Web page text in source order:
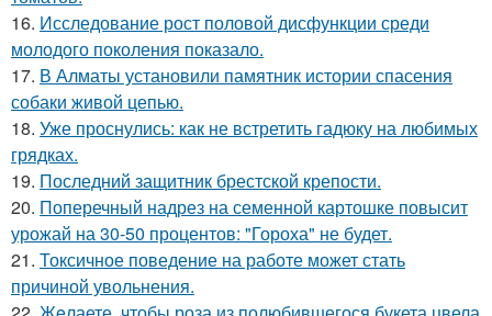
16. Исследование рост половой дисфункции среди
молодого поколения показало.
17. В Алматы установили памятник истории спасения
собаки живой цепью.
18. Уже проснулись: как не встретить гадюку на любимых
грядках.
19. Последний защитник брестской крепости.
20. Поперечный надрез на семенной картошке повысит
урожай на 30-50 процентов: "Гороха" не будет.
21. Токсичное поведение на работе может стать
причиной увольнения.